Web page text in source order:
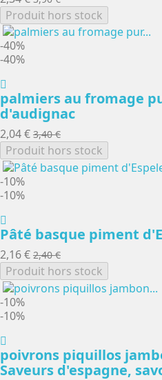
Produit hors stock
-40%
-40%
palmiers au fromage
d'audignac
2,04 € 3,40 €
Produit hors stock
-10%
-10%
Pâté basque piment
2,16 € 2,40 €
Produit hors stock
-10%
-10%
poivrons piquillos
Saveurs d'espagne,